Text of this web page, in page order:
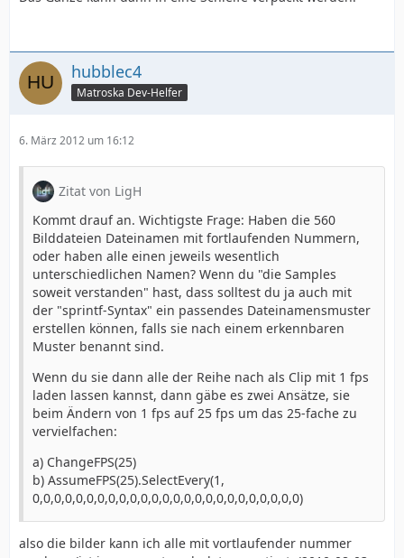
hubblec4
Matroska Dev-Helfer
6. März 2012 um 16:12
Zitat von LigH
Kommt drauf an. Wichtigste Frage: Haben die 560
Bilddateien Dateinamen mit fortlaufenden Nummern,
oder haben alle einen jeweils wesentlich
unterschiedlichen Namen? Wenn du "die Samples
soweit verstanden" hast, dass solltest du ja auch mit
der "sprintf-Syntax" ein passendes Dateinamensmuster
erstellen können, falls sie nach einem erkennbaren
Muster benannt sind.
Wenn du sie dann alle der Reihe nach als Clip mit 1 fps
laden lassen kannst, dann gäbe es zwei Ansätze, sie
beim Ändern von 1 fps auf 25 fps um das 25-fache zu
vervielfachen:
a) ChangeFPS(25)
b) AssumeFPS(25).SelectEvery(1,
0,0,0,0,0,0,0,0,0,0,0,0,0,0,0,0,0,0,0,0,0,0,0,0,0)
also die bilder kann ich alle mit vortlaufender nummer